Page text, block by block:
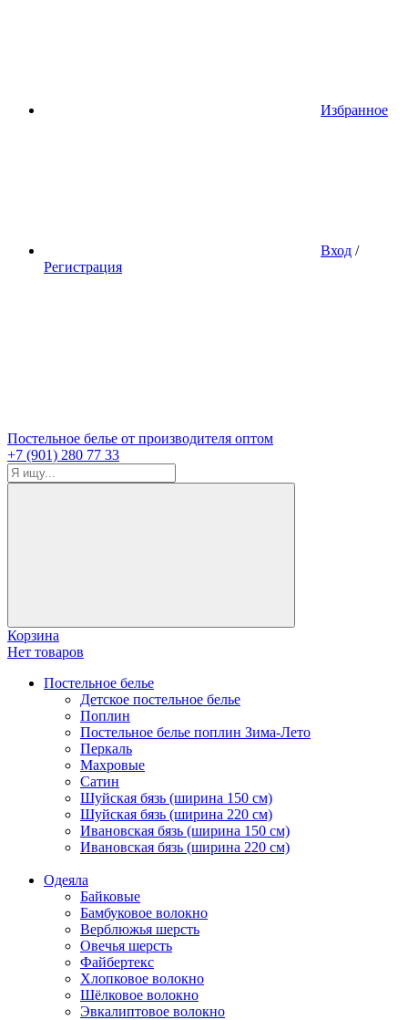
Избранное
Вход /
Регистрация
Постельное белье от производителя оптом
+7 (901) 280 77 33
Корзина
Нет товаров
Постельное белье
Детское постельное белье
Поплин
Постельное белье поплин Зима-Лето
Перкаль
Махровые
Сатин
Шуйская бязь (ширина 150 см)
Шуйская бязь (ширина 220 см)
Ивановская бязь (ширина 150 см)
Ивановская бязь (ширина 220 см)
Одеяла
Байковые
Бамбуковое волокно
Верблюжья шерсть
Овечья шерсть
Файбертекс
Хлопковое волокно
Шёлковое волокно
Эвкалиптовое волокно